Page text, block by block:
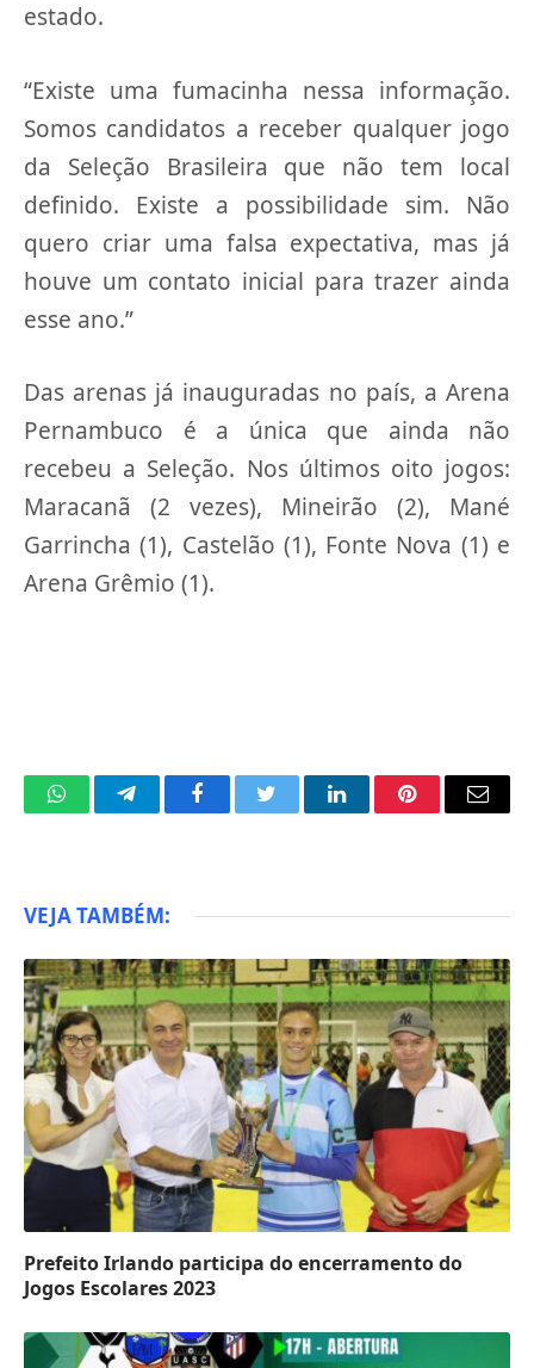
estado.
“Existe uma fumacinha nessa informação.
Somos candidatos a receber qualquer jogo
da Seleção Brasileira que não tem local
definido. Existe a possibilidade sim. Não
quero criar uma falsa expectativa, mas já
houve um contato inicial para trazer ainda
esse ano.”
Das arenas já inauguradas no país, a Arena
Pernambuco é a única que ainda não
recebeu a Seleção. Nos últimos oito jogos:
Maracanã (2 vezes), Mineirão (2), Mané
Garrincha (1), Castelão (1), Fonte Nova (1) e
Arena Grêmio (1).
WhatsAppTelegramFacebookTwitter LinkedInPinterestEmail
VEJA TAMBÉM:
Prefeito Irlando participa do encerramento do
Jogos Escolares 2023